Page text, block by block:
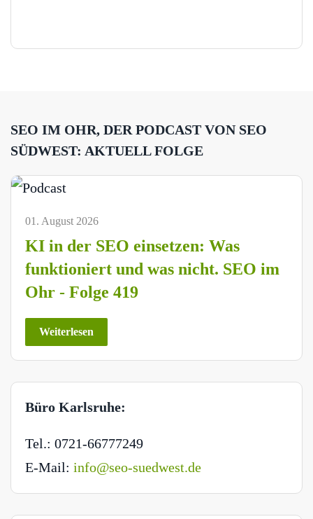
SEO IM OHR, DER PODCAST VON SEO
SÜDWEST: AKTUELL FOLGE
01. August 2026
KI in der SEO einsetzen: Was
funktioniert und was nicht. SEO im
Ohr - Folge 419
Weiterlesen
Büro Karlsruhe:
Tel.: 0721-66777249
E-Mail: info@seo-suedwest.de